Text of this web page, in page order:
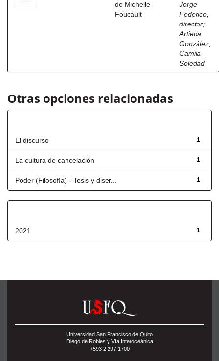
de Michelle
Foucault
Jorge
Federico,
director;
Artieda
González,
Camila
Soledad
Otras opciones relacionadas
1
El discurso
1
La cultura de cancelación
1
Poder (Filosofía) - Tesis y diser...
1
2021
Universidad San Francisco de Quito
Diego de Robles y Vía Interoceánica
+593 2 297 1700